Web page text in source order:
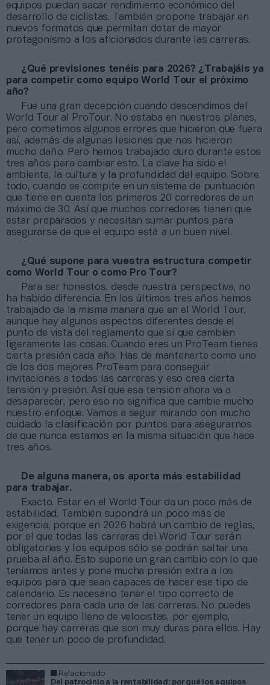
equipos puedan sacar rendimiento económico del
desarrollo de ciclistas. También propone trabajar en
nuevos formatos que permitan dotar de mayor
protagonismo a los aficionados durante las carreras.
¿Qué previsiones tenéis para 2026? ¿Trabajáis ya
para competir como equipo World Tour el próximo
año?
Fue una gran decepción cuando descendimos del
World Tour al ProTour. No estaba en nuestros planes,
pero cometimos algunos errores que hicieron que fuera
así, además de algunas lesiones que nos hicieron
mucho daño. Pero hemos trabajado duro durante estos
tres años para cambiar esto. La clave ha sido el
ambiente, la cultura y la profundidad del equipo. Sobre
todo, cuando se compite en un sistema de puntuación
que tiene en cuenta los primeros 20 corredores de un
máximo de 30. Así que muchos corredores tienen que
estar preparados y necesitan sumar puntos para
asegurarse de que el equipo está a un buen nivel.
¿Qué supone para vuestra estructura competir
como World Tour o como Pro Tour?
Para ser honestos, desde nuestra perspectiva, no
ha habido diferencia. En los últimos tres años hemos
trabajado de la misma manera que en el World Tour,
aunque hay algunos aspectos diferentes desde el
punto de vista del reglamento que sí que cambian
ligeramente las cosas. Cuando eres un ProTeam tienes
cierta presión cada año. Has de mantenerte como uno
de los dos mejores ProTeam para conseguir
invitaciones a todas las carreras y eso crea cierta
tensión y presión. Así que esa tensión ahora va a
desaparecer, pero eso no significa que cambie mucho
nuestro enfoque. Vamos a seguir mirando con mucho
cuidado la clasificación por puntos para asegurarnos
de que nunca estamos en la misma situación que hace
tres años.
De alguna manera, os aporta más estabilidad
para trabajar.
Exacto. Estar en el World Tour da un poco más de
estabilidad. También supondrá un poco más de
exigencia, porque en 2026 habrá un cambio de reglas,
por el que todas las carreras del World Tour serán
obligatorias y los equipos sólo se podrán saltar una
prueba al año. Esto supone un gran cambio con lo que
teníamos antes y pone mucha presión extra a los
equipos para que sean capaces de hacer ese tipo de
calendario. Es necesario tener el tipo correcto de
corredores para cada una de las carreras. No puedes
tener un equipo lleno de velocistas, por ejemplo,
porque hay carreras que son muy duras para ellos. Hay
que tener un poco de profundidad.
Relacionado
Del patrocinio a la rentabilidad: por qué los equipos